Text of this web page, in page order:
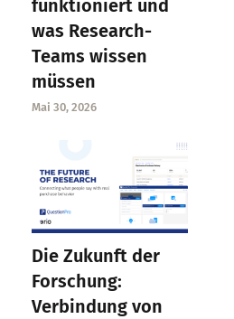
funktioniert und
was Research-
Teams wissen
müssen
Mai 30, 2026
Die Zukunft der
Forschung:
Verbindung von